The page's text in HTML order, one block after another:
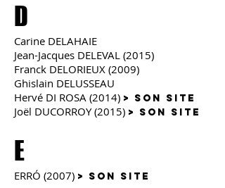
D
Carine DELAHAIE
Jean-Jacques DELEVAL (2015)
Franck DELORIEUX (2009)
Ghislain DELUSSEAU
Hervé DI ROSA (2014) > son site
Joël DUCORROY (2015) > son site
E
ERRÓ (2007) > son site